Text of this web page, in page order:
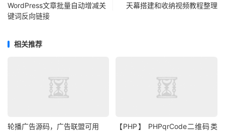
WordPress文章批量自动增减关
键词反向链接
天幕搭建和收纳视频教程整理
相关推荐
轮播广告源码，广告联盟可用
【PHP】 PHPqrCode二维码类